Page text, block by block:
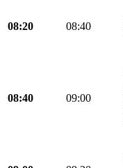
08:20 08:40
08:40 09:00